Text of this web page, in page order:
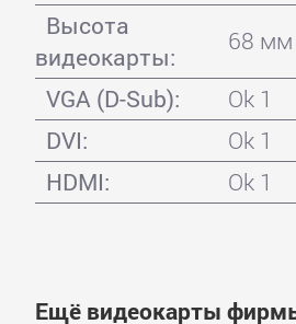
Высота
видеокарты:
68 мм
VGA (D-Sub):
Ok 1
DVI:
Ok 1
HDMI:
Ok 1
Ещё видеокарты